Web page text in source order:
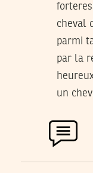
cheval
parmi
par la
un